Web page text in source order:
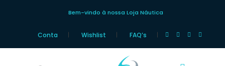
Bem-vindo à nossa Loja Náutica
Conta Wishlist FAQ’s